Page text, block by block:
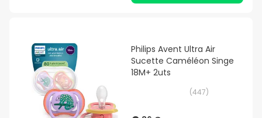
Philips Avent Ultra Air
Sucette Caméléon Singe
18M+ 2uts
(447)